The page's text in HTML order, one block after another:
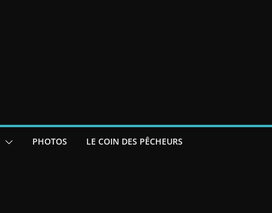
PHOTOS LE COIN DES PÊCHEURS